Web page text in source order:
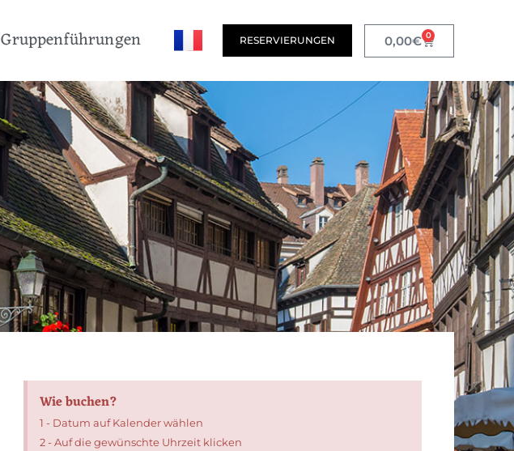
Gruppenführungen RESERVIERUNGEN 0,00€ 0
Wie buchen?
1 - Datum auf Kalender wählen
2 - Auf die gewünschte Uhrzeit klicken